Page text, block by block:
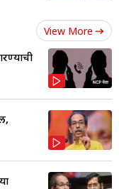
View More